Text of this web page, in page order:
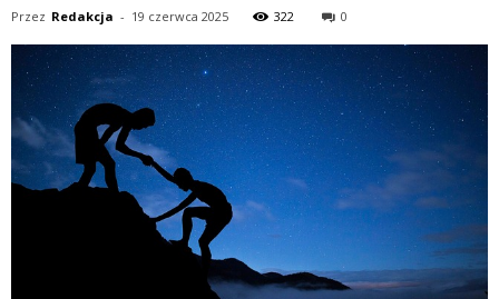
Przez Redakcja - 19 czerwca 2025 322 0